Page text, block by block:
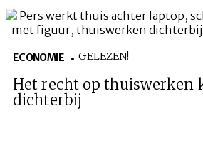
ECONOMIE GELEZEN!
Het recht op thuiswerken
dichterbij